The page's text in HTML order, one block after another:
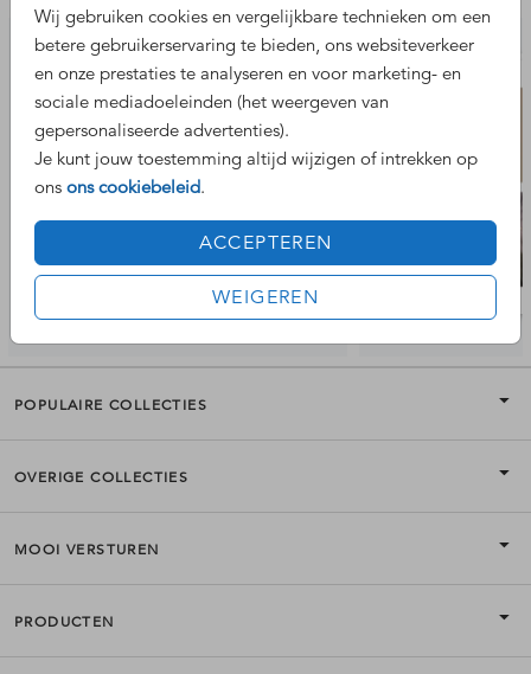
Wij gebruiken cookies en vergelijkbare technieken om een
betere gebruikerservaring te bieden, ons websiteverkeer
en onze prestaties te analyseren en voor marketing- en
sociale mediadoeleinden (het weergeven van
gepersonaliseerde advertenties).
Je kunt jouw toestemming altijd wijzigen of intrekken op
ons ons cookiebeleid.
ACCEPTEREN
WEIGEREN
POPULAIRE COLLECTIES
OVERIGE COLLECTIES
MOOI VERSTUREN
PRODUCTEN